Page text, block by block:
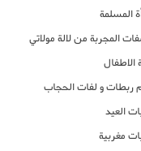
المسلمة
المجربة من لالة مولاتي
الاطفال
ربطات و لفات الحجاب
العيد
مغربية